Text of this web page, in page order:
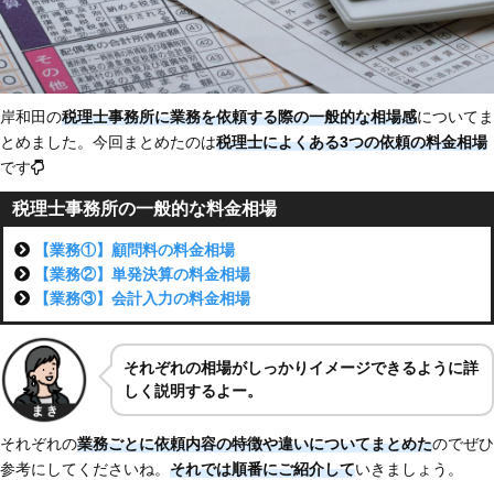
岸和田の税理士事務所に業務を依頼する際の一般的な相場感についてま
とめました。今回まとめたのは税理士によくある3つの依頼の料金相場
です
税理士事務所の一般的な料金相場
【業務①】顧問料の料金相場
【業務②】単発決算の料金相場
【業務③】会計入力の料金相場
それぞれの相場がしっかり イメージできるように詳
しく説明するよー。
それぞれの業務ごとに依頼内容の特徴や違いについてまとめたのでぜひ
参考にしてくださいね。 それでは順番にご紹介していきましょう。